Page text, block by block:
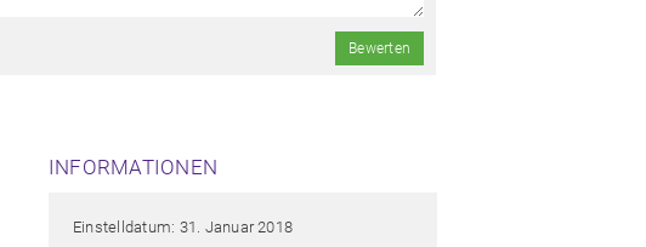
Bewerten
INFORMATIONEN
Einstelldatum: 31. Januar 2018